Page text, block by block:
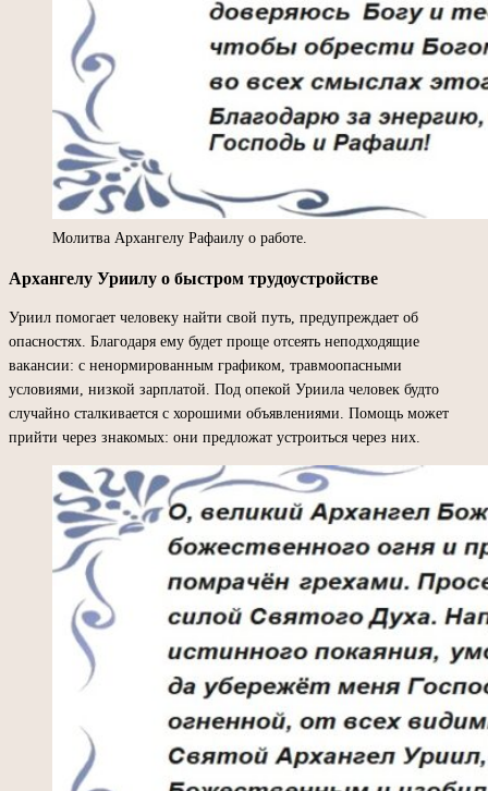
Молитва Архангелу Рафаилу о работе.
Архангелу Уриилу о быстром трудоустройстве
Уриил помогает человеку найти свой путь, предупреждает об
опасностях. Благодаря ему будет проще отсеять неподходящие
вакансии: с ненормированным графиком, травмоопасными
условиями, низкой зарплатой. Под опекой Уриила человек будто
случайно сталкивается с хорошими объявлениями. Помощь может
прийти через знакомых: они предложат устроиться через них.